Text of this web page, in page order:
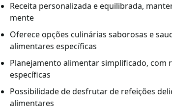
Receita personalizada e equilibrada,
mente
Oferece opções culinárias saborosas e
alimentares específicas
Planejamento alimentar simplificado, com
específicas
Possibilidade de desfrutar de refeições
alimentares